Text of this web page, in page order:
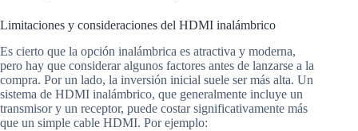
Limitaciones y consideraciones del HDMI inalámbrico
Es cierto que la opción inalámbrica es atractiva y moderna,
pero hay que considerar algunos factores antes de lanzarse a la
compra. Por un lado, la inversión inicial suele ser más alta. Un
sistema de HDMI inalámbrico, que generalmente incluye un
transmisor y un receptor, puede costar significativamente más
que un simple cable HDMI. Por ejemplo: